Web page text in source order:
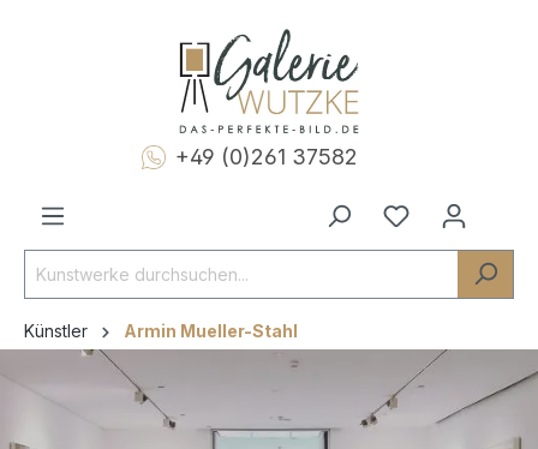
+49 (0)261 37582
Künstler Armin Mueller-Stahl